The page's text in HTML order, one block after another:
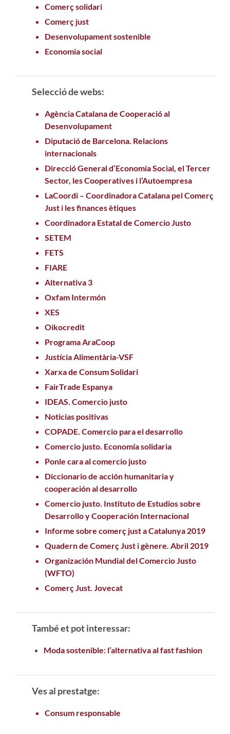
Comerç solidari
Comerç just
Desenvolupament sostenible
Economia social
Selecció de webs:
Agència Catalana de Cooperació al
Desenvolupament
Diputació de Barcelona. Relacions
internacionals
Direcció General d’Economia Social, el Tercer
Sector, les Cooperatives i l’Autoempresa
LaCoordi – Coordinadora Catalana pel Comerç
Just i les finances ètiques
Coordinadora Estatal de Comercio Justo
SETEM
FETS
FIARE
Alternativa 3
Oxfam Intermón
XES
Oikocredit
Programa AraCoop
Justícia Alimentària-VSF
Xarxa de Consum Solidari
FairTrade Espanya
IDEAS. Comercio justo
Noticias positivas
COPADE. Comercio para el desarrollo
Comercio justo. Economía solidaria
Ponle cara al comercio justo
Diccionario de acción humanitaria y
cooperación al desarrollo
Comercio justo. Instituto de Estudios sobre
Desarrollo y Cooperación Internacional
Informe sobre comerç just a Catalunya 2019
Quadern de Comerç Just i gènere. Abril 2019
Organización Mundial del Comercio Justo
(WFTO)
Comerç Just. Jovecat
També et pot interessar:
Moda sostenible: l’alternativa al fast fashion
Ves al prestatge:
Consum responsable